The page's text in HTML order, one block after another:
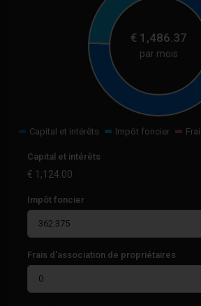
€ 1,486.37
par mois
Capital et intérêts Impôt foncier
Capital et intérêts
€ 1,124.00
Impôt foncier
Frais d'association de propriétaires